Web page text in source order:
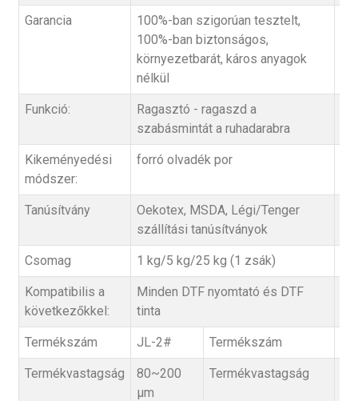
Garancia
100%-ban szigorúan tesztelt,
100%-ban biztonságos,
környezetbarát, káros anyagok
nélkül
Funkció:
Ragasztó - ragaszd a
szabásmintát a ruhadarabra
Kikeményedési
módszer:
forró olvadék por
Tanúsítvány
Oekotex, MSDA, Légi/Tenger
szállítási tanúsítványok
Csomag 1 kg/5 kg/25 kg (1 zsák)
Kompatibilis a
következőkkel:
Minden DTF nyomtató és DTF
tinta
Termékszám JL-2# Termékszám
Termékvastagság
80~200
μm
Termékvastagság